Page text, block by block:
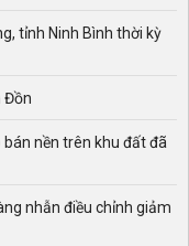
tỉnh Ninh Bình thời kỳ
Đồn
bán nền trên khu đất đã
nhẫn điều chỉnh giảm